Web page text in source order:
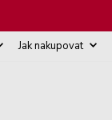
Jak nakupovat